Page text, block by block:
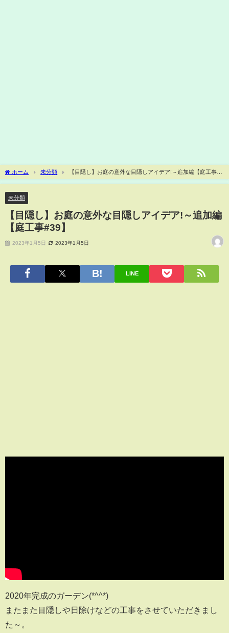
ホーム 未分類
【目隠し】お庭の意外な目隠しアイデア!～追加編【庭工事
#39】
未分類
【目隠し】お庭の意外な目隠しアイデア!～追加編
【庭工事#39】
2023年1月5日 2023年1月5日
LINE
2020年完成のガーデン(*^^*)
またまた目隠しや日除けなどの工事をさせていただきまし
た～。